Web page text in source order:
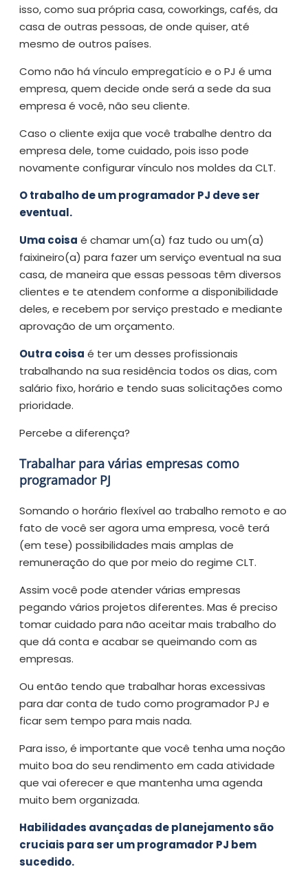
isso, como sua própria casa, coworkings, cafés, da
casa de outras pessoas, de onde quiser, até
mesmo de outros países.
Como não há vínculo empregatício e o PJ é uma
empresa, quem decide onde será a sede da sua
empresa é você, não seu cliente.
Caso o cliente exija que você trabalhe dentro da
empresa dele, tome cuidado, pois isso pode
novamente configurar vínculo nos moldes da CLT.
O trabalho de um programador PJ deve ser
eventual.
Uma coisa é chamar um(a) faz tudo ou um(a)
faixineiro(a) para fazer um serviço eventual na sua
casa, de maneira que essas pessoas têm diversos
clientes e te atendem conforme a disponibilidade
deles, e recebem por serviço prestado e mediante
aprovação de um orçamento.
Outra coisa é ter um desses profissionais
trabalhando na sua residência todos os dias, com
salário fixo, horário e tendo suas solicitações como
prioridade.
Percebe a diferença?
Trabalhar para várias empresas como
programador PJ
Somando o horário flexível ao trabalho remoto e ao
fato de você ser agora uma empresa, você terá
(em tese) possibilidades mais amplas de
remuneração do que por meio do regime CLT.
Assim você pode atender várias empresas
pegando vários projetos diferentes. Mas é preciso
tomar cuidado para não aceitar mais trabalho do
que dá conta e acabar se queimando com as
empresas.
Ou então tendo que trabalhar horas excessivas
para dar conta de tudo como programador PJ e
ficar sem tempo para mais nada.
Para isso, é importante que você tenha uma noção
muito boa do seu rendimento em cada atividade
que vai oferecer e que mantenha uma agenda
muito bem organizada.
Habilidades avançadas de planejamento são
cruciais para ser um programador PJ bem
sucedido.